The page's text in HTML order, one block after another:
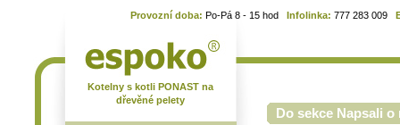
Provozní doba: Po-Pá 8 - 15 hod Infolinka: 777 283 009
Kotelny s kotli PONAST na
dřevěné pelety
Do sekce Napsali